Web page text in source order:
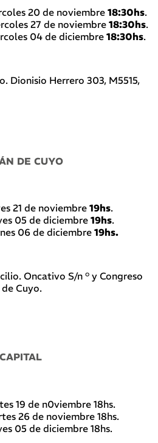
20 de noviembre 18:30hs.
27 de noviembre18:30hs.
04 de diciembre 18:30hs.
Dionisio Herrero 303, M5515,
DE CUYO
21 de noviembre 19hs.
05 de diciembre 19hs.
06 de diciembre19hs.
Oncativo S/n ° y Congreso
Cuyo.
CAPITAL
19 de n0viembre 18hs.
26 de noviembre 18hs.
05 de diciembre 18hs.